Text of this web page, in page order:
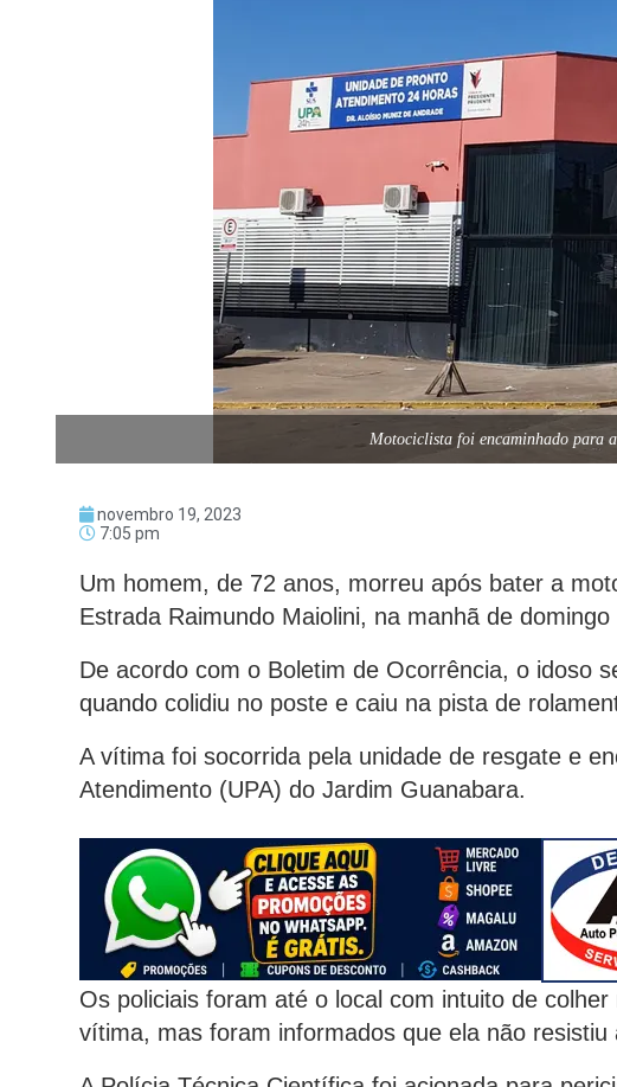
Motociclista foi encaminhado para
novembro 19, 2023
7:05 pm
Um homem, de 72 anos, morreu após bater a
Estrada Raimundo Maiolini, na manhã de
De acordo com o Boletim de Ocorrência, o idoso
quando colidiu no poste e caiu na pista de
A vítima foi socorrida pela unidade de resgate e
Atendimento (UPA) do Jardim Guanabara.
Os policiais foram até o local com intuito de
vítima, mas foram informados que ela não resistiu